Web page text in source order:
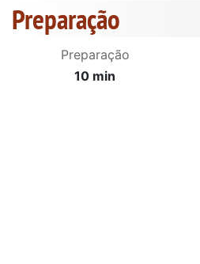
Preparação
Preparação
10 min